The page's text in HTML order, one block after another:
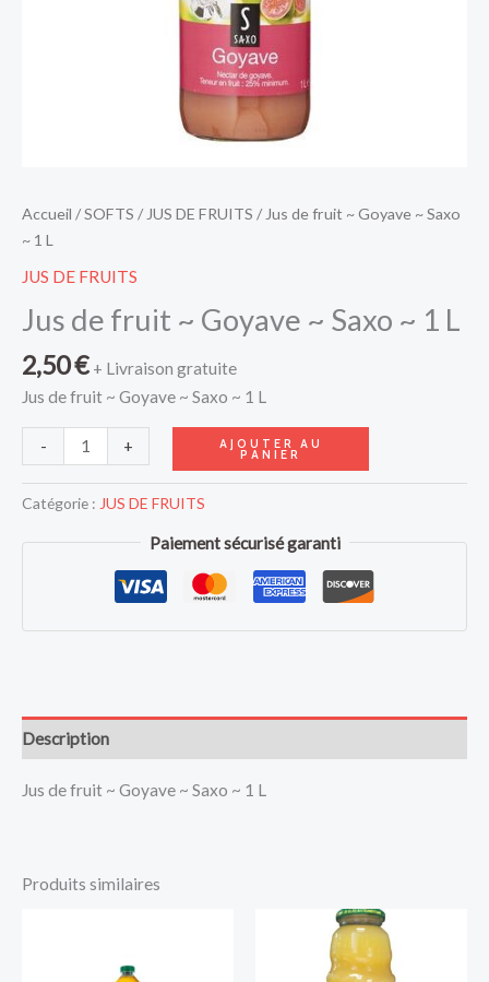
Accueil /SOFTS / JUS DE FRUITS / Jus de fruit ~ Goyave ~ Saxo
~ 1 L
JUS DE FRUITS
Jus de fruit ~ Goyave ~ Saxo ~ 1 L
2,50€ + Livraison gratuite
Jus de fruit ~ Goyave ~ Saxo ~ 1 L
- + AJOUTER AU
PANIER
Catégorie : JUS DE FRUITS
Paiement sécurisé garanti
Description
Jus de fruit ~ Goyave ~ Saxo ~ 1 L
Produits similaires